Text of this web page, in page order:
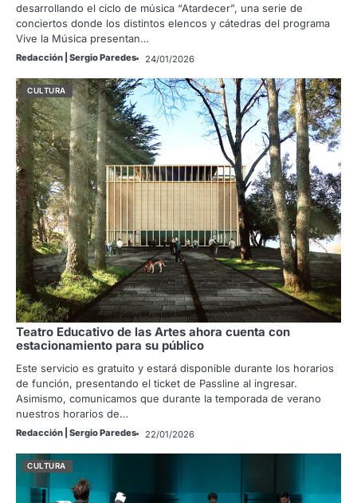
desarrollando el ciclo de música “Atardecer”, una serie de
conciertos donde los distintos elencos y cátedras del programa
Vive la Música presentan…
Redacción | Sergio Paredes 24/01/2026
CULTURA
Teatro Educativo de las Artes ahora cuenta con
estacionamiento para su público
Este servicio es gratuito y estará disponible durante los horarios
de función, presentando el ticket de Passline al ingresar.
Asimismo, comunicamos que durante la temporada de verano
nuestros horarios de…
Redacción | Sergio Paredes 22/01/2026
CULTURA